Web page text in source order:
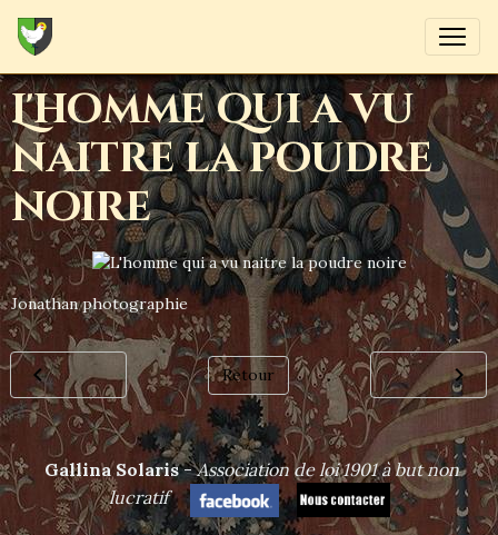
L'homme qui a vu
naitre la poudre
noire
Jonathan photographie
Retour
Gallina Solaris-Association de loi 1901 à but non
lucratif